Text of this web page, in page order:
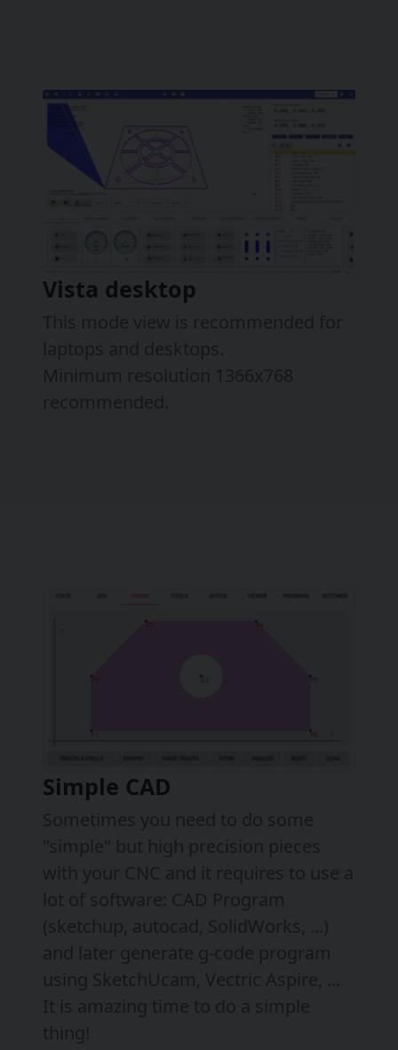
Vista desktop
Simple CAD